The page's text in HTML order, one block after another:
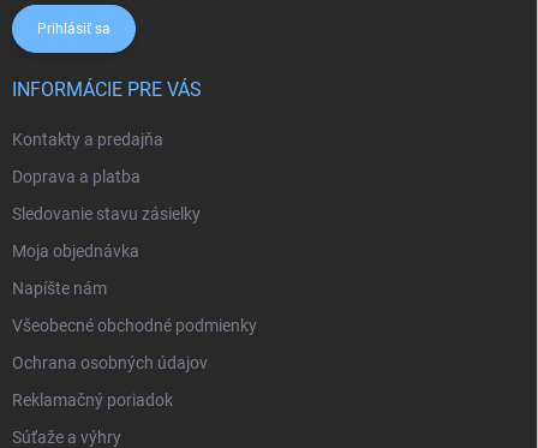
Prihlásiť sa
INFORMÁCIE PRE VÁS
Kontakty a predajňa
Doprava a platba
Sledovanie stavu zásielky
Moja objednávka
Napíšte nám
Všeobecné obchodné podmienky
Ochrana osobných údajov
Reklamačný poriadok
Súťaže a výhry